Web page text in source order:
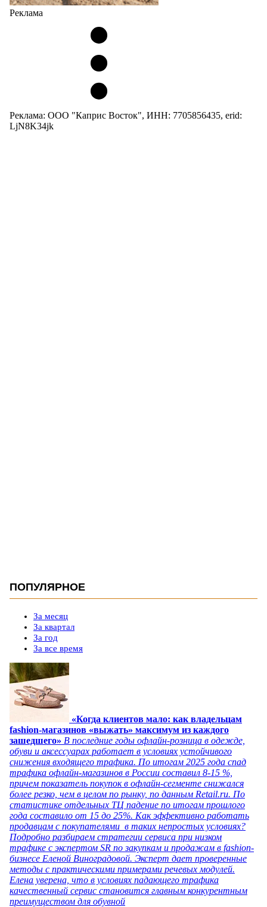
Реклама
Реклама: ООО "Каприс Восток", ИНН: 7705856435, erid:
LjN8K34jk
ПОПУЛЯРНОЕ
За месяц
За квартал
За год
За все время
«Когда клиентов мало: как владельцам
fashion-магазинов «выжать» максимум из каждого
зашедшего» В последние годы офлайн-розница в одежде,
обуви и аксессуарах работает в условиях устойчивого
снижения входящего трафика. По итогам 2025 года спад
трафика офлайн-магазинов в России составил 8-15 %,
причем показатель покупок в офлайн-сегменте снижался
более резко, чем в целом по рынку, по данным Retail.ru. По
статистике отдельных ТЦ падение по итогам прошлого
года составило от 15 до 25%. Как эффективно работать
продавцам с покупателями в таких непростых условиях?
Подробно разбираем стратегии сервиса при низком
трафике с экспертом SR по закупкам и продажам в fashion-
бизнесе Еленой Виноградовой. Эксперт дает проверенные
методы с практическими примерами речевых модулей.
Елена уверена, что в условиях падающего трафика
качественный сервис становится главным конкурентным
преимуществом для обувной